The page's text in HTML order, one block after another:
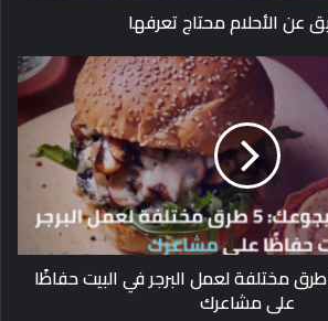
موضوع يجوعك: 5 طرق مختلفة لعمل البرجر في البيت حفاظًا
على مشاعرك